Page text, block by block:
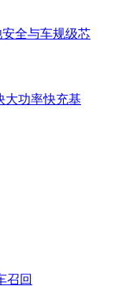
全与车规级芯
大功率快充基
召回